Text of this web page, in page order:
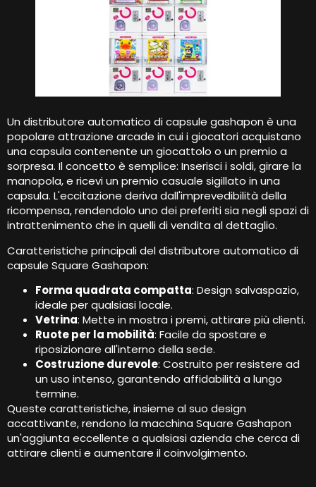
Un distributore automatico di capsule gashapon è una
popolare attrazione arcade in cui i giocatori acquistano
una capsula contenente un giocattolo o un premio a
sorpresa. Il concetto è semplice: Inserisci i soldi, girare la
manopola, e ricevi un premio casuale sigillato in una
capsula. L'eccitazione deriva dall'imprevedibilità della
ricompensa, rendendolo uno dei preferiti sia negli spazi di
intrattenimento che in quelli di vendita al dettaglio.
Caratteristiche principali del distributore automatico di
capsule Square Gashapon:
Forma quadrata compatta: Design salvaspazio,
ideale per qualsiasi locale.
Vetrina: Mette in mostra i premi, attirare più clienti.
Ruote per la mobilità: Facile da spostare e
riposizionare all'interno della sede.
Costruzione durevole: Costruito per resistere ad
un uso intenso, garantendo affidabilità a lungo
termine.
Queste caratteristiche, insieme al suo design
accattivante, rendono la macchina Square Gashapon
un'aggiunta eccellente a qualsiasi azienda che cerca di
attirare clienti e aumentare il coinvolgimento.